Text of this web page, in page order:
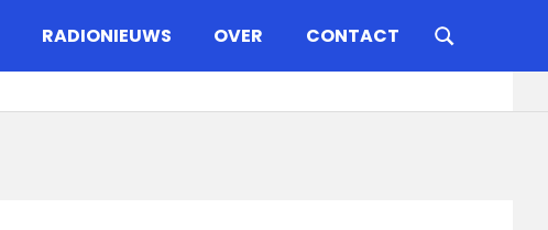
RADIONIEUWS OVER CONTACT